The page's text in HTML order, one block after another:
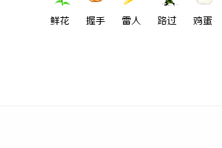
鲜花 握手 雷人 路过 鸡蛋
合肥刑事律师：保护您的合法权益，助您走出